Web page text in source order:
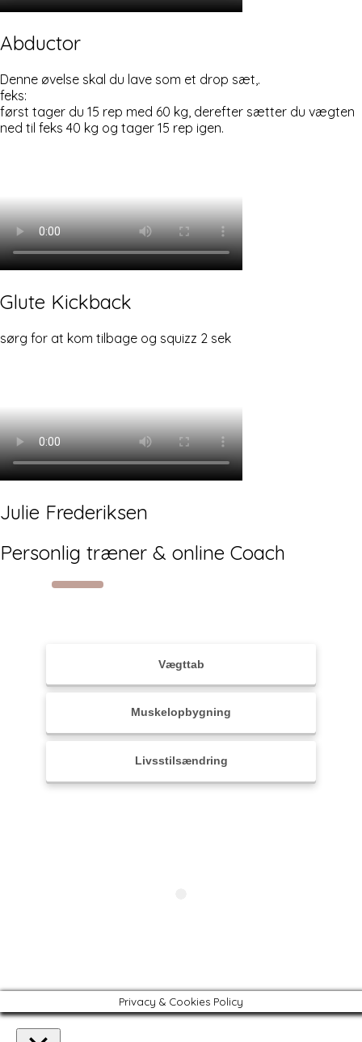
Abductor
Denne øvelse skal du lave som et drop sæt,.
feks:
først tager du 15 rep med 60 kg, derefter sætter du vægten
ned til feks 40 kg og tager 15 rep igen.
Glute Kickback
sørg for at kom tilbage og squizz 2 sek
Julie Frederiksen
Personlig træner & online Coach
Vægttab
Muskelopbygning
Livsstilsændring
Kvinde
Under 18-25år
Mellem 25-35år
Over 35år
Privacy & Cookies Policy